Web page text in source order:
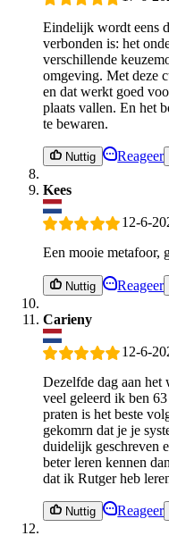
Eindelijk wordt eens
verbonden is: het
verschillende
omgeving. Met deze
en dat werkt goed
plaats vallen. En het
te bewaren.
Nuttig Reageer
Kees
12-6-
Een mooie metafoor,
Nuttig Reageer
Carieny
12-6-
Dezelfde dag aan het
veel geleerd ik ben
praten is het beste
gekomrn dat je je
duidelijk geschreven
beter leren kennen
dat ik Rutger heb
Nuttig Reageer